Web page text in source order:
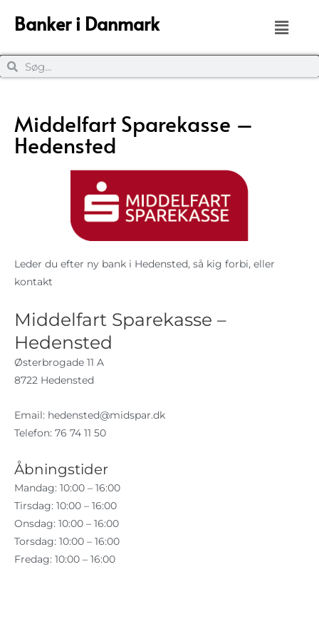
Banker i Danmark
Middelfart Sparekasse –
Hedensted
Leder du efter ny bank i Hedensted, så kig forbi, eller
kontakt
Middelfart Sparekasse –
Hedensted
Østerbrogade 11 A
8722 Hedensted
Email: hedensted@midspar.dk
Telefon: 76 74 11 50
Åbningstider
Mandag: 10:00 – 16:00
Tirsdag: 10:00 – 16:00
Onsdag: 10:00 – 16:00
Torsdag: 10:00 – 16:00
Fredag: 10:00 – 16:00